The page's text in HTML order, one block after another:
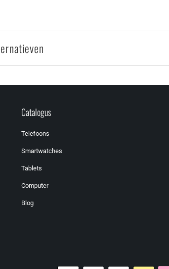
Catalogus
Telefoons
Smartwatches
Tablets
Computer
Blog